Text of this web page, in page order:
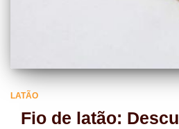
LATÃO
Fio de latão: